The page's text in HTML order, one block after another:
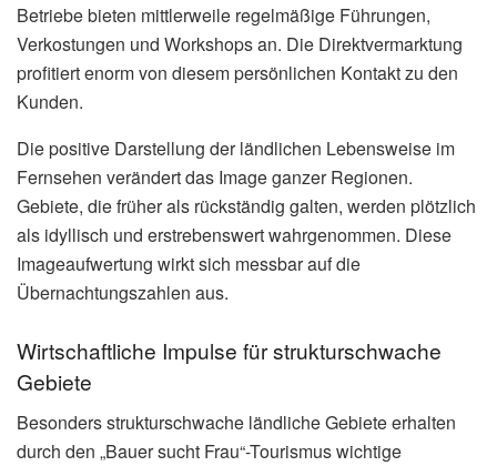
Betriebe bieten mittlerweile regelmäßige Führungen,
Verkostungen und Workshops an. Die Direktvermarktung
profitiert enorm von diesem persönlichen Kontakt zu den
Kunden.
Die positive Darstellung der ländlichen Lebensweise im
Fernsehen verändert das Image ganzer Regionen.
Gebiete, die früher als rückständig galten, werden plötzlich
als idyllisch und erstrebenswert wahrgenommen. Diese
Imageaufwertung wirkt sich messbar auf die
Übernachtungszahlen aus.
Wirtschaftliche Impulse für strukturschwache
Gebiete
Besonders strukturschwache ländliche Gebiete erhalten
durch den „Bauer sucht Frau“-Tourismus wichtige